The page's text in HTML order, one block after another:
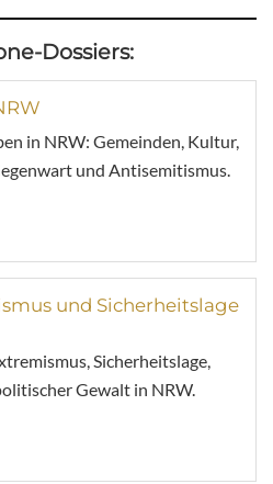
Dossiers:
in NRW: Gemeinden, Kultur,
und Antisemitismus.
und Sicherheitslage
Sicherheitslage,
Gewalt in NRW.